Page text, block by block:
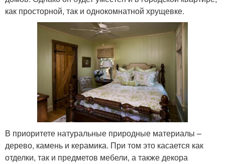
как просторной, так и однокомнатной хрущевке.
В приоритете натуральные природные материалы –
дерево, камень и керамика. При том это касается как
отделки, так и предметов мебели, а также декора